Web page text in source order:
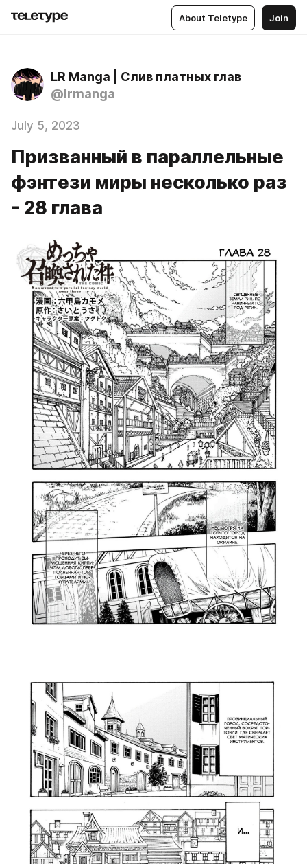
About Teletype Join
LR Manga | Слив платных глав
@lrmanga
July 5, 2023
Призванный в параллельные
фэнтези миры несколько раз
- 28 глава